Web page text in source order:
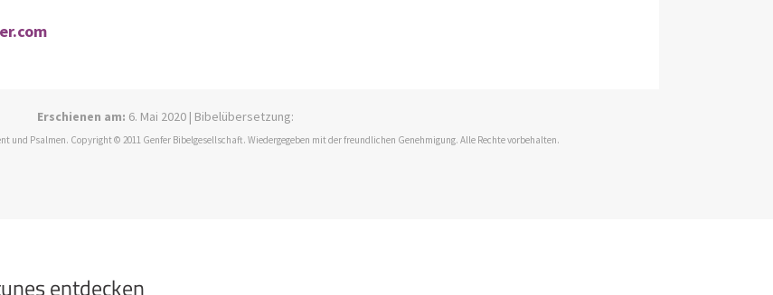
Erschienen am: 6. Mai 2020 | Bibelübersetzung:
und Psalmen. Copyright © 2011 Genfer Bibelgesellschaft. Wiedergegeben mit der freundlichen Genehmigung. Alle Rechte vorbehalten.
entdecken